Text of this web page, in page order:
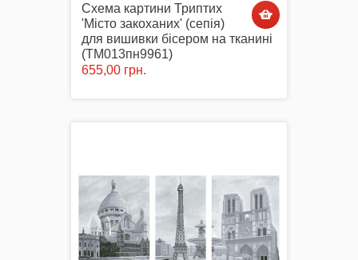
Схема картини Триптих
'Місто закоханих' (сепія)
для вишивки бісером на тканині
(ТМ013пн9961)
655,00 грн.